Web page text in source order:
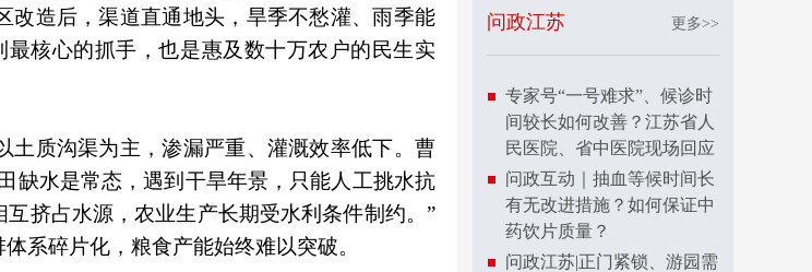
改造后，渠道直通地头，旱季不愁灌、雨季能
核心的抓手，也是惠及数十万农户的民生实
土质沟渠为主，渗漏严重、灌溉效率低下。曹
缺水是常态，遇到干旱年景，只能人工挑水抗
挤占水源，农业生产长期受水利条件制约。”
系碎片化，粮食产能始终难以突破。
问政江苏 更多>>
专家号“一号难求”、候诊时
间较长如何改善？江苏省人
民医院、省中医院现场回应
问政互动｜抽血等候时间长
有无改进措施？如何保证中
药饮片质量？
问政江苏|正门紧锁、游园需